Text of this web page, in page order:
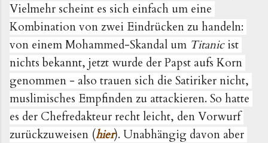
Vielmehr scheint es sich einfach um eine
Kombination von zwei Eindrücken zu handeln:
von einem Mohammed-Skandal um Titanic ist
nichts bekannt, jetzt wurde der Papst aufs Korn
genommen - also trauen sich die Satiriker nicht,
muslimisches Empfinden zu attackieren. So hatte
es der Chefredakteur recht leicht, den Vorwurf
zurückzuweisen (hier). Unabhängig davon aber